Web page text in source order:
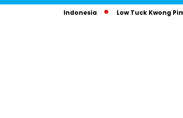
KFC Indonesia Low Tuck Kwong Pimpin